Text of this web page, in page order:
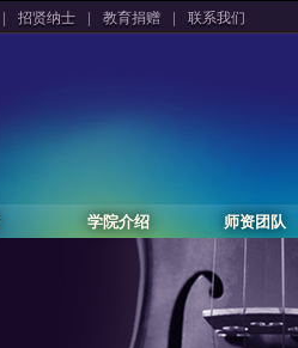
| 招贤纳士 | 教育捐赠 | 联系我们
学院介绍 师资团队